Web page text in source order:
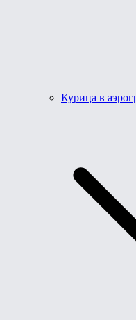
Курица в